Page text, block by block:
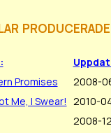
Promises
2008-
Me, I Swear! 2010-
2008-